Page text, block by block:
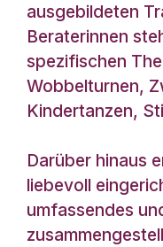
ausgebildeten
Beraterinnen
spezifischen
Wobbelturnen,
Kindertanzen,
Darüber hinaus
liebevoll
umfassendes